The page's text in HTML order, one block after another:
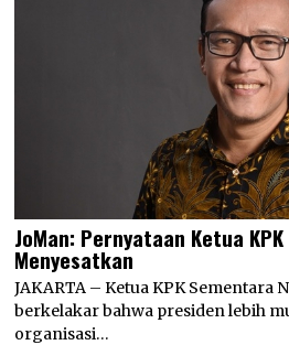
JoMan: Pernyataan Ketua
Menyesatkan
JAKARTA – Ketua KPK Sementara
berkelakar bahwa presiden lebih
organisasi…